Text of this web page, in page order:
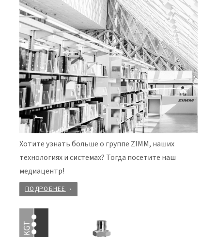
Хотите узнать больше о группе ZIMM, наших
технологиях и системах? Тогда посетите наш
медиацентр!
ПОДРОБНЕЕ